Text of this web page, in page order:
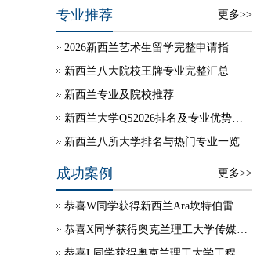
专业推荐 更多>>
2026新西兰艺术生留学完整申请指
新西兰八大院校王牌专业完整汇总
新西兰专业及院校推荐
新西兰大学QS2026排名及专业优势说明
新西兰八所大学排名与热门专业一览
成功案例 更多>>
恭喜W同学获得新西兰Ara坎特伯雷理工学院学生签证
恭喜X同学获得奥克兰理工大学传媒硕士录取